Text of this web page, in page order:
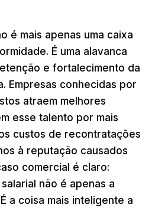
é mais apenas uma caixa
É uma alavanca
e fortalecimento da
Empresas conhecidas por
atraem melhores
esse talento por mais
custos de recontratações
à reputação causados
comercial é claro:
não é apenas a
a coisa mais inteligente a